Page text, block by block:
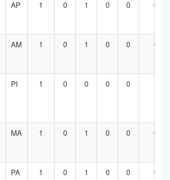
AP 1 0 1 0 0 0
AM 1 0 1 0 0 0
PI 1 0 0 0 0
MA 1 0 1 0 0 0
PA 1 0 1 0 0 0